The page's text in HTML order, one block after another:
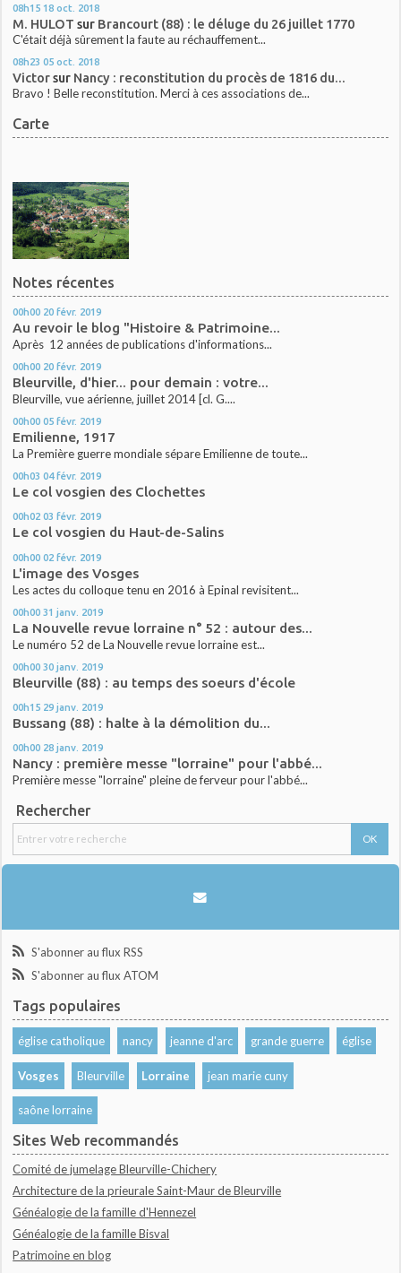
08h15 18 oct. 2018
M. HULOT sur Brancourt (88) : le déluge du 26 juillet 1770
C'était déjà sûrement la faute au réchauffement...
08h23 05 oct. 2018
Victorsur Nancy : reconstitution du procès de 1816 du...
Bravo ! Belle reconstitution. Merci à ces associations de...
Carte
Notes récentes
00h00 20 févr. 2019
Au revoir le blog "Histoire & Patrimoine...
Après 12 années de publications d'informations...
00h00 20 févr. 2019
Bleurville, d'hier... pour demain : votre...
Bleurville, vue aérienne, juillet 2014 [cl. G....
00h00 05 févr. 2019
Emilienne, 1917
La Première guerre mondiale sépare Emilienne de toute...
00h03 04 févr. 2019
Le col vosgien des Clochettes
00h02 03 févr. 2019
Le col vosgien du Haut-de-Salins
00h00 02 févr. 2019
L'image des Vosges
Les actes du colloque tenu en 2016 à Epinal revisitent...
00h00 31 janv. 2019
La Nouvelle revue lorraine n° 52 : autour des...
Le numéro 52 de La Nouvelle revue lorraine est...
00h00 30 janv. 2019
Bleurville (88) : au temps des soeurs d'école
00h15 29 janv. 2019
Bussang (88) : halte à la démolition du...
00h00 28 janv. 2019
Nancy : première messe "lorraine" pour l'abbé...
Première messe "lorraine" pleine de ferveur pour l'abbé...
Rechercher
S'abonner au flux RSS
S'abonner au flux ATOM
Tags populaires
église catholique nancy jeanne d'arc grande guerre église
Vosges Bleurville Lorraine jean marie cuny
saône lorraine
Sites Web recommandés
Comité de jumelage Bleurville-Chichery
Architecture de la prieurale Saint-Maur de Bleurville
Généalogie de la famille d'Hennezel
Généalogie de la famille Bisval
Patrimoine en blog